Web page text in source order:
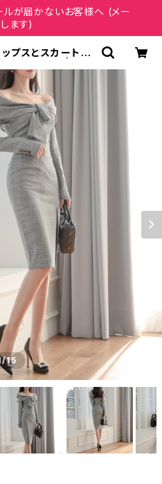
が届かないお客様へ (メー
ます)
プスとスカートの
代,30代,40代 レ
ッション 通販
/15